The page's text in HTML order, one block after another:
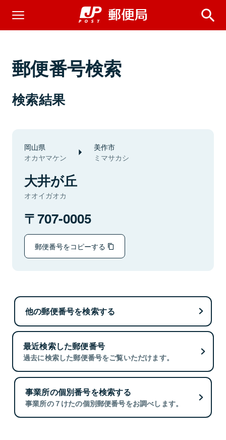
郵便番号検索
検索結果
岡山県
オカヤマケン
美作市
ミマサカシ
大井が丘
オオイガオカ
707-0005
郵便番号をコピーする
他の郵便番号を検索する
最近検索した郵便番号
過去に検索した郵便番号をご覧いただけます。
事業所の個別番号を検索する
事業所の７けたの個別郵便番号をお調べします。